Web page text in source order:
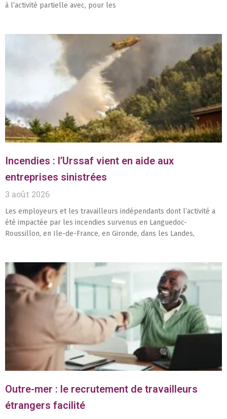
à l’activité partielle avec, pour les
Incendies : l’Urssaf vient en aide aux
entreprises sinistrées
3 août 2026
Les employeurs et les travailleurs indépendants dont l’activité a
été impactée par les incendies survenus en Languedoc-
Roussillon, en Ile-de-France, en Gironde, dans les Landes,
Outre-mer : le recrutement de travailleurs
étrangers facilité